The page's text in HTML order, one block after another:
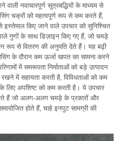
नवाचारपूर्ण सूत्रबद्धियों के माध्यम से
चक्रों को महत्वपूर्ण रूप से कम करते हैं,
किए जाने वाले उपचार को सुनिश्चित
गुणों के साथ डिज़ाइन किए गए हैं, जो चमड़े
रूप से वितरण की अनुमति देते हैं। यह बढ़ी
के दौरान कम ऊर्जा खपत का सामना करने
में समरूपता निर्माताओं को बड़े उत्पादन
रखने में सहायता करती है, विविधताओं को कम
अपशिष्ट को कम करती है। ये उपचार
हैं जो अलग-अलग चमड़े के प्रकारों और
होते हैं, चाहे इनपुट सामग्री की